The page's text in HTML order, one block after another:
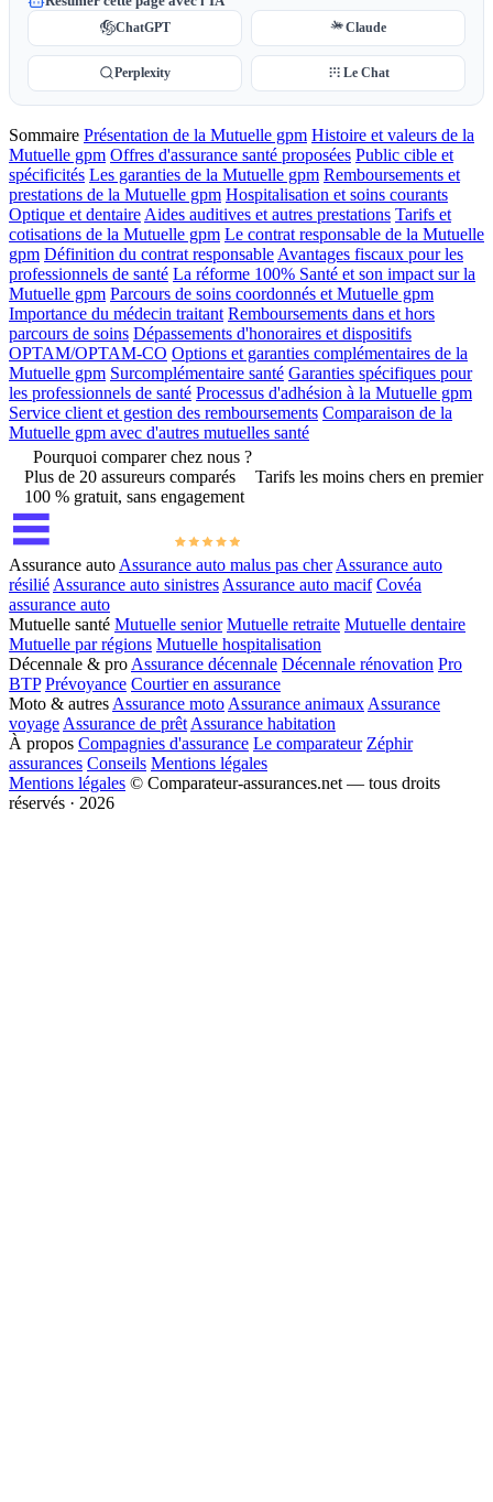
ChatGPT Claude
Perplexity Le Chat
Sommaire Présentation de la Mutuelle gpm Histoire et valeurs de la
Mutuelle gpm Offres d'assurance santé proposées Public cible et
spécificités Les garanties de la Mutuelle gpm Remboursements et
prestations de la Mutuelle gpm Hospitalisation et soins courants
Optique et dentaire Aides auditives et autres prestations Tarifs et
cotisations de la Mutuelle gpm Le contrat responsable de la Mutuelle
gpm Définition du contrat responsable Avantages fiscaux pour les
professionnels de santé La réforme 100% Santé et son impact sur la
Mutuelle gpm Parcours de soins coordonnés et Mutuelle gpm
Importance du médecin traitant Remboursements dans et hors
parcours de soins Dépassements d'honoraires et dispositifs
OPTAM/OPTAM-CO Options et garanties complémentaires de la
Mutuelle gpm Surcomplémentaire santé Garanties spécifiques pour
les professionnels de santé Processus d'adhésion à la Mutuelle gpm
Service client et gestion des remboursements Comparaison de la
Mutuelle gpm avec d'autres mutuelles santé
Pourquoi comparer chez nous ?
Plus de 20 assureurs comparés
Tarifs les moins chers en premier
100 % gratuit, sans engagement
Assurance auto Assurance auto malus pas cher Assurance auto
résilié Assurance auto sinistres Assurance auto macif Covéa
assurance auto
Mutuelle santé Mutuelle senior Mutuelle retraite Mutuelle dentaire
Mutuelle par régions Mutuelle hospitalisation
Décennale & pro Assurance décennale Décennale rénovation Pro
BTP Prévoyance Courtier en assurance
Moto & autres Assurance moto Assurance animaux Assurance
voyage Assurance de prêt Assurance habitation
À propos Compagnies d'assurance Le comparateur Zéphir
assurances Conseils Mentions légales
Mentions légales © Comparateur-assurances.net — tous droits
réservés · 2026